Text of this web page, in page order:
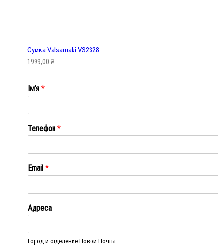
Сумка Valsamaki VS2328
1999,00 ₴
Ім'я *
Телефон *
Email *
Адреса
Город и отделение Новой Почты